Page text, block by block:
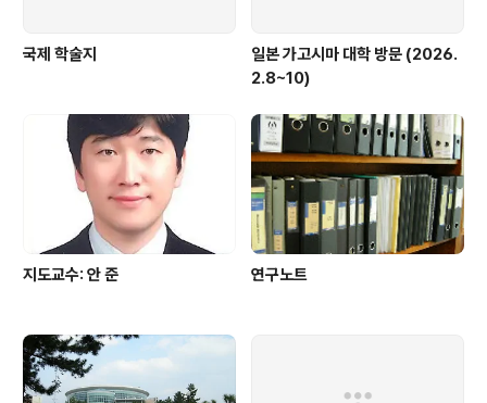
국제 학술지
일본 가고시마 대학 방문 (2026.
2.8~10)
지도교수: 안 준 연구노트